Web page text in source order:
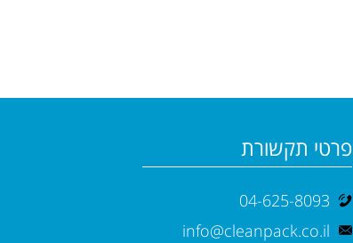
פרטי תקשורת
04-625-8093
info@cleanpack.co.il